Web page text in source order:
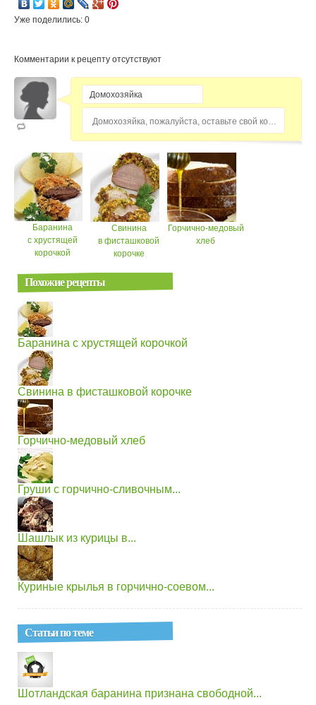
Уже поделились: 0
Комментарии к рецепту отсутствуют
Домохозяйка, пожалуйста, оставьте свой комментарий...
Баранина
с хрустящей
корочкой
Свинина
в фисташковой
корочке
Горчично-медовый
хлеб
Похожие рецепты
Баранина с хрустящей корочкой
Свинина в фисташковой корочке
Горчично-медовый хлеб
Груши с горчично-сливочным...
Шашлык из курицы в...
Куриные крылья в горчично-соевом...
Статьи по теме
Шотландская баранина признана свободной...